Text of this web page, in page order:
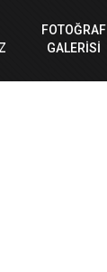
FOTOĞRAF
GALERİSİ